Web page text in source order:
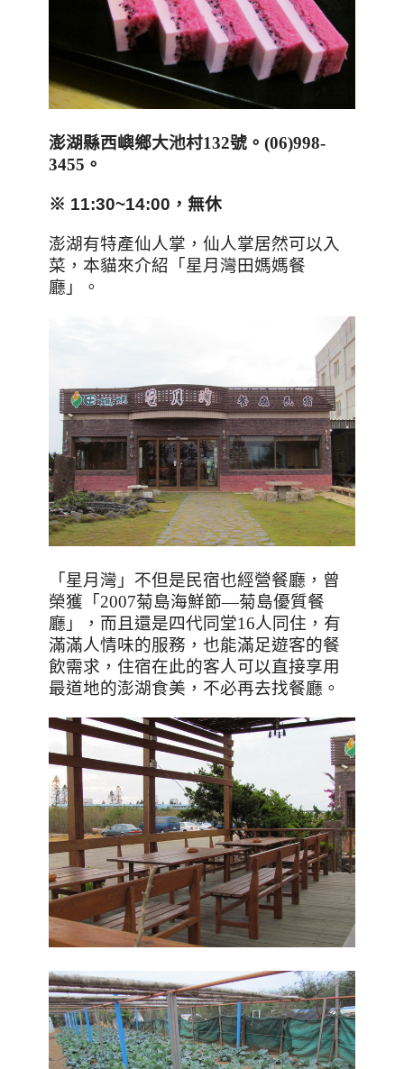
澎湖縣西嶼鄉大池村132號。 (06)998-
3455 。
※ 11:30~14:00，無休
澎湖有特產仙人掌，仙人掌居然可以入
菜，本貓來介紹「星月灣田媽媽餐
廳」。
「星月灣」不但是民宿也經營餐廳，曾
榮獲「 2007菊島海鮮節—菊島優質餐
廳」，而且還是四代同堂16人同住，有
滿滿人情味的服務，也能滿足遊客的餐
飲需求，住宿在此的客人可以直接享用
最道地的澎湖食美，不必再去找餐廳。